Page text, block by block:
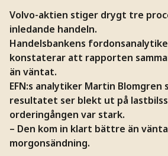
Volvo-aktien stiger drygt tre
inledande handeln.
Handelsbankens
konstaterar att rapporten
än väntat.
EFN:s analytiker Martin Blomgren
resultatet ser blekt ut på
orderingången var stark.
– Den kom in klart bättre än
morgonsändning.